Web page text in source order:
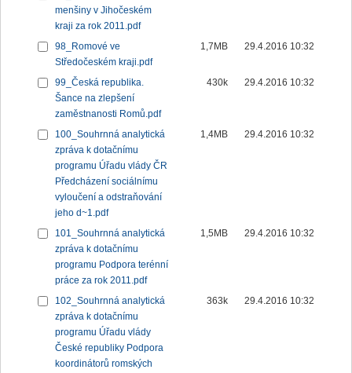
menšiny v Jihočeském
kraji za rok 2011.pdf
98_Romové ve
Středočeském kraji.pdf
1,7MB 29.4.2016 10:32
99_Česká republika.
Šance na zlepšení
zaměstnanosti Romů.pdf
430k 29.4.2016 10:32
100_Souhrnná analytická
zpráva k dotačnímu
programu Úřadu vlády ČR
Předcházení sociálnímu
vyloučení a odstraňování
jeho d~1.pdf
1,4MB 29.4.2016 10:32
101_Souhrnná analytická
zpráva k dotačnímu
programu Podpora terénní
práce za rok 2011.pdf
1,5MB 29.4.2016 10:32
102_Souhrnná analytická
zpráva k dotačnímu
programu Úřadu vlády
České republiky Podpora
koordinátorů romských
363k 29.4.2016 10:32